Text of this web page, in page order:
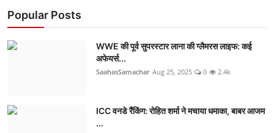
Popular Posts
WWE की पूर्व सुपरस्टार लाना की ग्लैमरस लाइफ: कई
अफेयर्स...
SaahasSamachar Aug 25, 2025 0 2.4k
ICC वनडे रैंकिंग: रोहित शर्मा ने मचाया धमाका, बाबर आजम
...